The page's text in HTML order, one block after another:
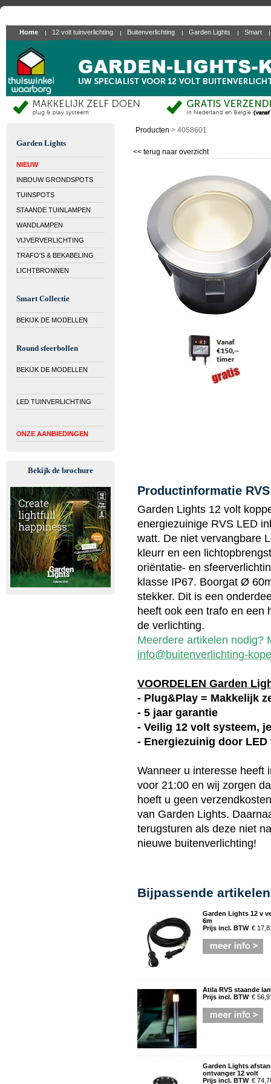
Home 12 volt tuinverlichting Buitenverlichting Garden Lights Smart
Garden Lights
NIEUW
INBOUW GRONDSPOTS
TUINSPOTS
STAANDE TUINLAMPEN
WANDLAMPEN
VIJVERVERLICHTING
TRAFO'S & BEKABELING
LICHTBRONNEN
Smart Collectie
BEKIJK DE MODELLEN
Round sfeerbollen
BEKIJK DE MODELLEN
LED TUINVERLICHTING
ONZE AANBIEDINGEN
Bekijk de brochure
Producten > 4058601
<< terug naar overzicht
Productinformatie
Garden Lights 12 volt
energiezuinige RVS LED
watt. De niet vervangbare
kleurr en een
oriëntatie- en
klasse IP67. Boorgat Ø
stekker. Dit is een
heeft ook een trafo en een
de verlichting.
Meerdere artikelen nodig?
info@buitenverlichting-
VOORDELEN Garden
- Plug&Play = Makkelijk
- 5 jaar garantie
- Veilig 12 volt systeem,
- Energiezuinig door
Wanneer u interesse heeft
voor 21:00 en wij zorgen
hoeft u geen
van Garden Lights.
terugsturen als deze niet
nieuwe buitenverlichting!
Bijpassende artikelen
Garden Lights 12 v
6m
Prijs incl. BTW €
Atila RVS staande
Prijs incl. BTW €
Garden Lights
ontvanger 12 volt
Prijs incl. BTW €